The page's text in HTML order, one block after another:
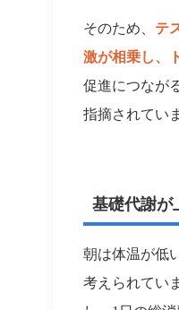
そのため、 テ
激が相乗し、
促進につなが
指摘されてい
基礎代謝が
朝は体温が低
考えられてい